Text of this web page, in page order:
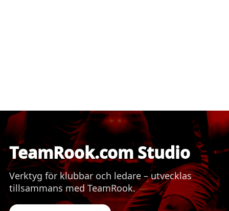
TeamRook.com Studio
Verktyg för klubbar och ledare – utvecklas
tillsammans med TeamRook.